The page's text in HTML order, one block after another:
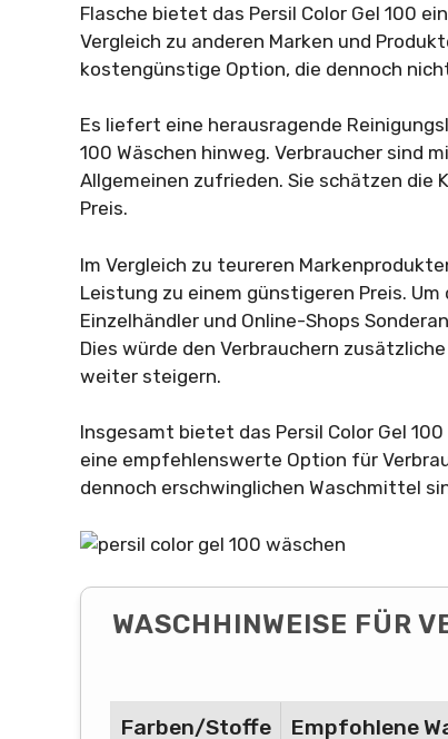
Flasche bietet das Persil Color Gel 100
Vergleich zu anderen Marken und
kostengünstige Option, die dennoch
Es liefert eine herausragende
100 Wäschen hinweg. Verbraucher sind
Allgemeinen zufrieden. Sie schätzen die
Preis.
Im Vergleich zu teureren
Leistung zu einem günstigeren Preis.
Einzelhändler und Online-Shops
Dies würde den Verbrauchern
weiter steigern.
Insgesamt bietet das Persil Color Gel
eine empfehlenswerte Option für
dennoch erschwinglichen Waschmittel
WASCHHINWEISE FÜR
Farben/Stoffe Empfohlene